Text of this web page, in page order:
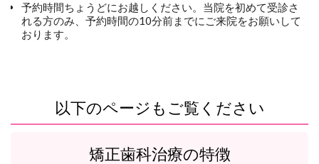
予約時間ちょうどにお越しください。当院を初めて受診さ
れる方のみ、予約時間の10分前までにご来院をお願いして
おります。
以下のページもご覧ください
矯正歯科治療の特徴